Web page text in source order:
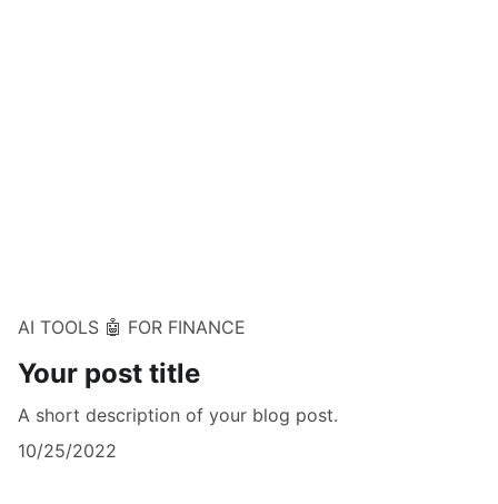
AI TOOLS 🤖 FOR FINANCE
Your post title
A short description of your blog post.
10/25/2022